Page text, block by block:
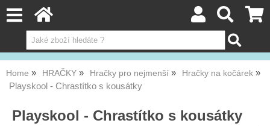
Home HRAČKY Hračky pro nejmenší Hračky na kočárek
Playskool - Chrastítko s kousátky
Playskool - Chrastítko s kousátky